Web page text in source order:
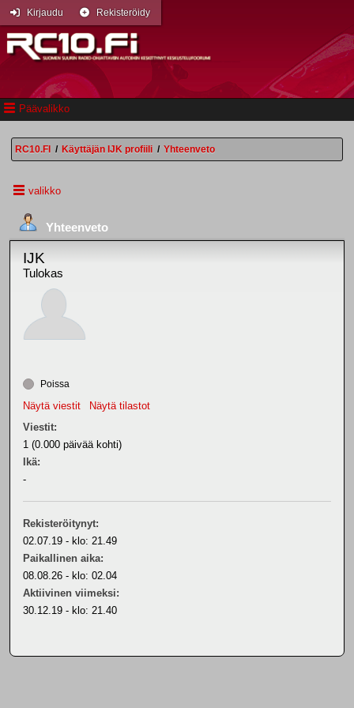
Päävalikko
Kirjaudu Rekisteröidy
RC10.FI / Käyttäjän IJK profiili / Yhteenveto
valikko
Yhteenveto
IJK
Tulokas
Poissa
Näytä viestit
Näytä tilastot
Viestit:
1 (0.000 päivää kohti)
Ikä:
-
Rekisteröitynyt:
02.07.19 - klo: 21.49
Paikallinen aika:
08.08.26 - klo: 02.04
Aktiivinen viimeksi:
30.12.19 - klo: 21.40